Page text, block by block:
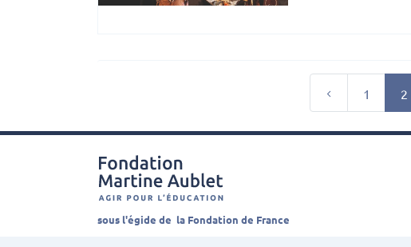
1 2
sous l'égide de la Fondation de France